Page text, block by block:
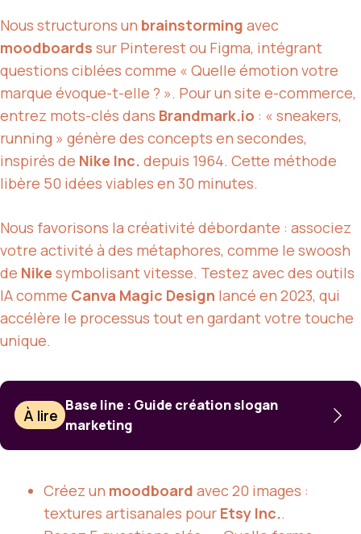
Nous structurons un brainstorming avec
moodboards sur Pinterest ou Figma, intégrant
questions ciblées comme « Quelle émotion votre
marque évoque-t-elle ? ». Pour un site e-commerce,
entrez mots-clés dans Brandmark.io : « sneakers,
running » génère des concepts en secondes,
inspirés de Nike Inc. depuis 1964. Cette méthode
libère 50 idées viables en 30 minutes.
Nous favorisons la créativité débordante : associez
votre activité à des métaphores, comme le swoosh
de Nike symbolisant vitesse. Testez avec des outils
IA comme Canva Magic Design lancé en 2023, qui
accélère le processus tout en gardant votre touche
unique.
À lire
Base line : Guide création slogan
marketing
Créez un moodboard avec 20 images :
textures artisanales pour Etsy Inc..